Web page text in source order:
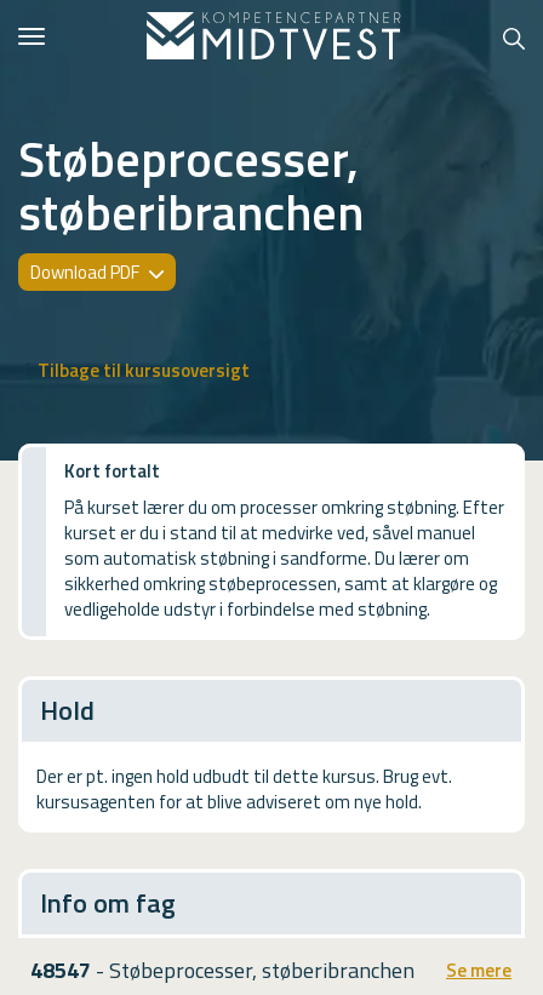
Hvem er vi?
Kontakt konsulent
ONLINE
USMA
Videoguides
Støbeprocesser,
støberibranchen
Download PDF
Tilbage til kursusoversigt
Kort fortalt
På kurset lærer du om processer omkring støbning. Efter
kurset er du i stand til at medvirke ved, såvel manuel
som automatisk støbning i sandforme. Du lærer om
sikkerhed omkring støbeprocessen, samt at klargøre og
vedligeholde udstyr i forbindelse med støbning.
Hold
Der er pt. ingen hold udbudt til dette kursus. Brug evt.
kursusagenten for at blive adviseret om nye hold.
Info om fag
48547 - Støbeprocesser, støberibranchen Se mere